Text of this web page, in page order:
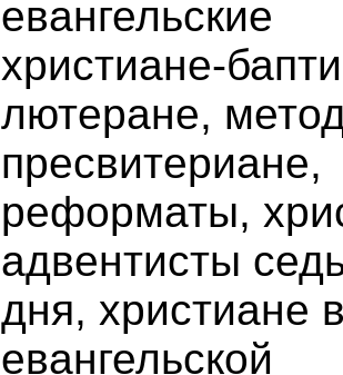
евангельские
христиане-
лютеране,
пресвитериане,
реформаты,
адвентисты
дня, христиане
евангельской